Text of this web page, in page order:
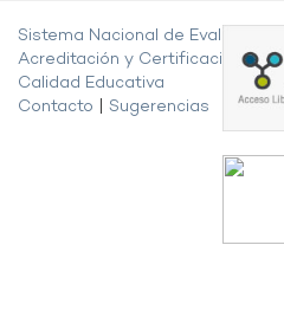
Sistema Nacional de Evaluación,
Acreditación y Certificación de la
Calidad Educativa
Contacto
Sugerencias